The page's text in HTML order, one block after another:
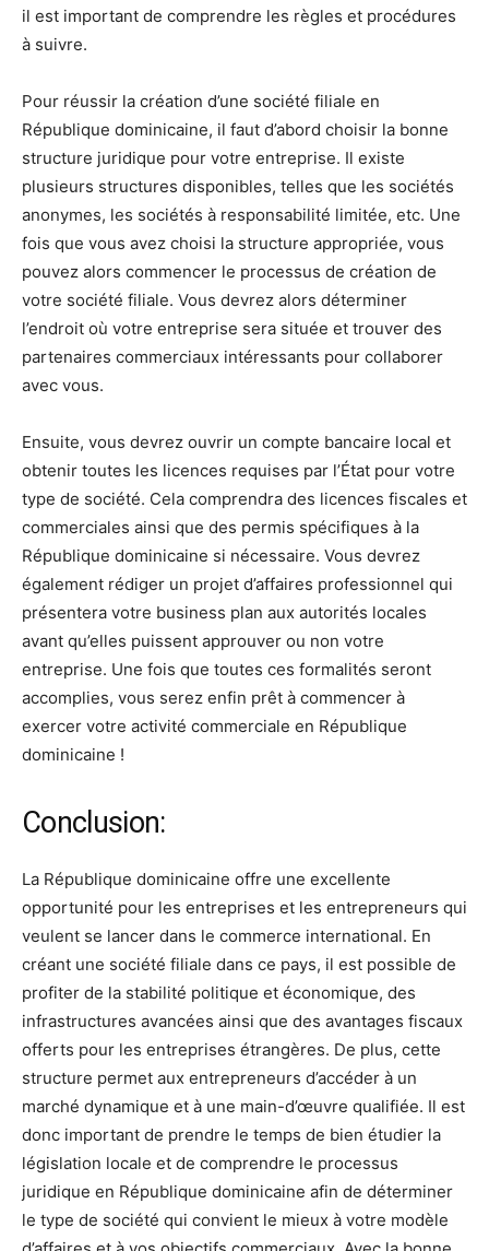
il est important de comprendre les règles et procédures
à suivre.
Pour réussir la création d’une société filiale en
République dominicaine, il faut d’abord choisir la bonne
structure juridique pour votre entreprise. Il existe
plusieurs structures disponibles, telles que les sociétés
anonymes, les sociétés à responsabilité limitée, etc. Une
fois que vous avez choisi la structure appropriée, vous
pouvez alors commencer le processus de création de
votre société filiale. Vous devrez alors déterminer
l’endroit où votre entreprise sera située et trouver des
partenaires commerciaux intéressants pour collaborer
avec vous.
Ensuite, vous devrez ouvrir un compte bancaire local et
obtenir toutes les licences requises par l’État pour votre
type de société. Cela comprendra des licences fiscales et
commerciales ainsi que des permis spécifiques à la
République dominicaine si nécessaire. Vous devrez
également rédiger un projet d’affaires professionnel qui
présentera votre business plan aux autorités locales
avant qu’elles puissent approuver ou non votre
entreprise. Une fois que toutes ces formalités seront
accomplies, vous serez enfin prêt à commencer à
exercer votre activité commerciale en République
dominicaine !
Conclusion:
La République dominicaine offre une excellente
opportunité pour les entreprises et les entrepreneurs qui
veulent se lancer dans le commerce international. En
créant une société filiale dans ce pays, il est possible de
profiter de la stabilité politique et économique, des
infrastructures avancées ainsi que des avantages fiscaux
offerts pour les entreprises étrangères. De plus, cette
structure permet aux entrepreneurs d’accéder à un
marché dynamique et à une main-d’œuvre qualifiée. Il est
donc important de prendre le temps de bien étudier la
législation locale et de comprendre le processus
juridique en République dominicaine afin de déterminer
le type de société qui convient le mieux à votre modèle